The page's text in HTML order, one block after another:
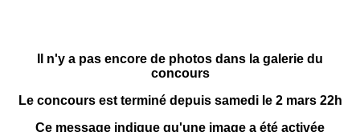
Il n'y a pas encore de photos dans la galerie du
concours
Le concours est terminé depuis samedi le 2 mars 22h
Ce message indique qu'une image a été activée